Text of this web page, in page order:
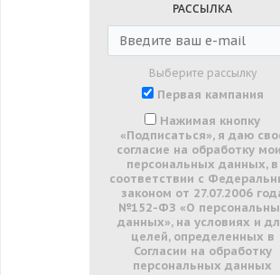
РАССЫЛКА
Выберите рассылку
Первая кампания
Нажимая кнопку
«Подписаться», я даю
согласие на обработку
персональных данных, в
соответствии с
законом от 27.07.2006
№152-ФЗ «О
данных», на условиях и
целей, определенных в
Согласии на обработку
персональных данных